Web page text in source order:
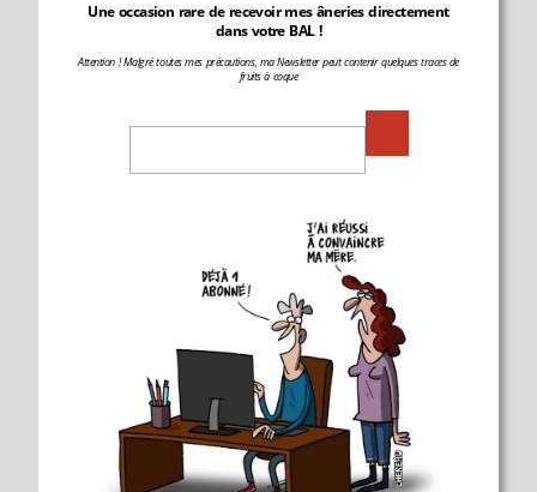
Une occasion rare de recevoir mes âneries directement
dans votre BAL !
Attention ! Malgré toutes mes précautions, ma Newsletter peut contenir quelques traces de
fruits à coque